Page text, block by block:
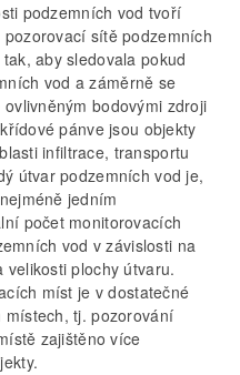
podzemních vod tvoří
sítě podzemních
aby sledovala pokud
vod a záměrně se
bodovými zdroji
pánve jsou objekty
infiltrace, transportu
útvar podzemních vod je,
jedním
počet monitorovacích
vod v závislosti na
velikosti plochy útvaru.
míst je v dostatečné
místech, tj. pozorování
zajištěno více